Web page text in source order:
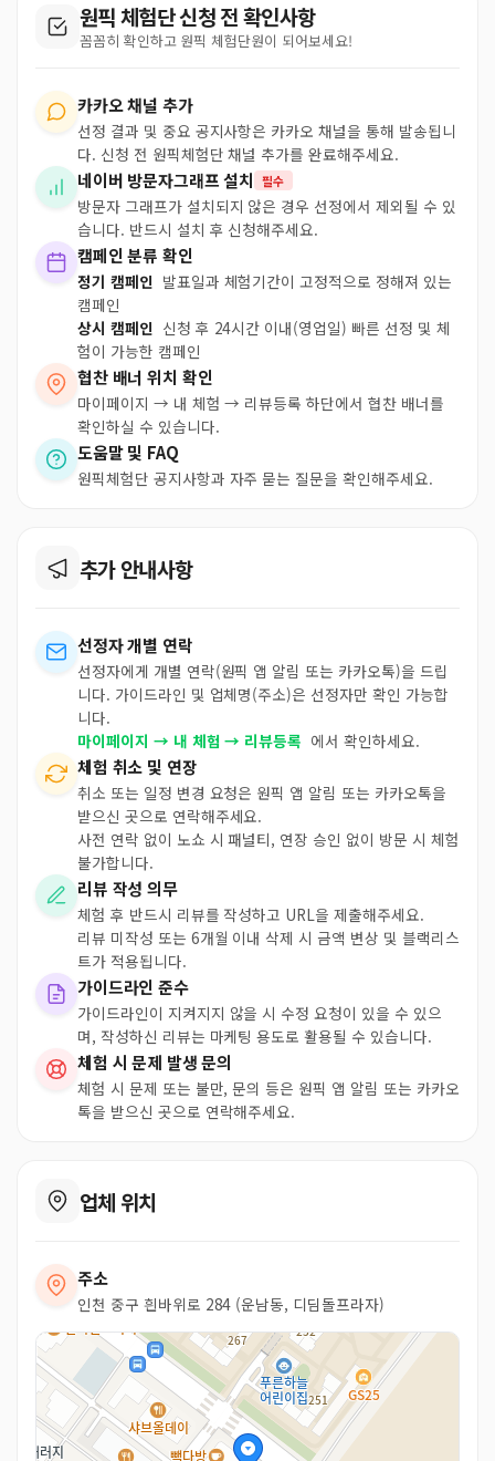
원픽 체험단 신청 전 확인사항
꼼꼼히 확인하고 원픽 체험단원이 되어보세요!
카카오 채널 추가
선정 결과 및 중요 공지사항은 카카오 채널을 통해 발송됩니
다. 신청 전 원픽체험단 채널 추가를 완료해주세요.
네이버 방문자그래프 설치 필수
방문자 그래프가 설치되지 않은 경우 선정에서 제외될 수 있
습니다. 반드시 설치 후 신청해주세요.
캠페인 분류 확인
정기 캠페인 발표일과 체험기간이 고정적으로 정해져 있는
캠페인
상시 캠페인 신청 후 24시간 이내(영업일) 빠른 선정 및 체
험이 가능한 캠페인
협찬 배너 위치 확인
마이페이지 → 내 체험 → 리뷰등록 하단에서 협찬 배너를
확인하실 수 있습니다.
도움말 및 FAQ
원픽체험단 공지사항과 자주 묻는 질문을 확인해주세요.
추가 안내사항
선정자 개별 연락
선정자에게 개별 연락(원픽 앱 알림 또는 카카오톡)을 드립
니다. 가이드라인 및 업체명(주소)은 선정자만 확인 가능합
니다.
마이페이지 → 내 체험 → 리뷰등록 에서 확인하세요.
체험 취소 및 연장
취소 또는 일정 변경 요청은 원픽 앱 알림 또는 카카오톡을
받으신 곳으로 연락해주세요.
사전 연락 없이 노쇼 시 패널티, 연장 승인 없이 방문 시 체험
불가합니다.
리뷰 작성 의무
체험 후 반드시 리뷰를 작성하고 URL을 제출해주세요.
리뷰 미작성 또는 6개월 이내 삭제 시 금액 변상 및 블랙리스
트가 적용됩니다.
가이드라인 준수
가이드라인이 지켜지지 않을 시 수정 요청이 있을 수 있으
며, 작성하신 리뷰는 마케팅 용도로 활용될 수 있습니다.
체험 시 문제 발생 문의
체험 시 문제 또는 불만, 문의 등은 원픽 앱 알림 또는 카카오
톡을 받으신 곳으로 연락해주세요.
업체 위치
주소
인천 중구 흰바위로 284 (운남동, 디딤돌프라자)